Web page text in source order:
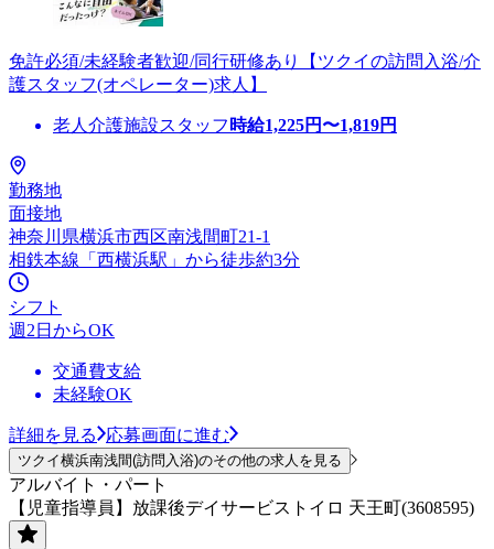
免許必須/未経験者歓迎/同行研修あり【ツクイの訪問入浴/介
護スタッフ(オペレーター)求人】
老人介護施設スタッフ 時給1,225円〜1,819円
勤務地
面接地
神奈川県横浜市西区南浅間町21-1
相鉄本線「西横浜駅」から徒歩約3分
シフト
週2日からOK
交通費支給
未経験OK
詳細を見る 応募画面に進む
ツクイ横浜南浅間(訪問入浴)のその他の求人を見る
アルバイト・パート
【児童指導員】放課後デイサービストイロ 天王町(3608595)